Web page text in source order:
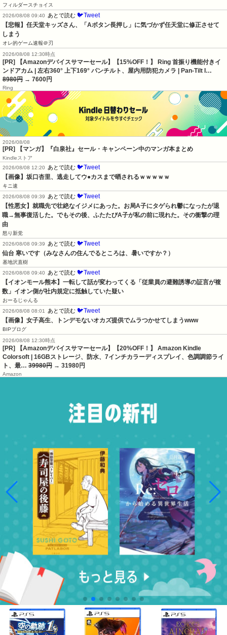
フィルダースチョイス
2026/08/08 09:40
あとで読む 🐦Tweet
【悲報】任天堂キッズさん、「Aボタン長押し」に気づかず任天堂に修正させて
しまう
オレ的ゲーム速報＠刃
2026/08/08 12:30時点
[PR] 【Amazonデバイスサマーセール】【15%OFF！】 Ring 首振り機能付きイ
ンドアカム | 左右360° 上下169° パンチルト、屋内用防犯カメラ | Pan-Tilt I…
8980円 → 7600円
Ring
2026/08/08
[PR] 【マンガ】『白泉社』セール・キャンペーン中のマンガ本まとめ
Kindleストア
2026/08/08 12:20 あとで読む 🐦Tweet
【画像】坂口杏里、逃走してウ●カスまで晒されるｗｗｗｗｗ
キニ速
2026/08/08 09:39 あとで読む 🐦Tweet
【性悪女】就職先で壮絶なイジメにあった。お局A子にタゲられ鬱になったが退
職→無事復活した。でもその後、ふたたびA子が私の前に現れた。その衝撃の理
由
怒り新党
2026/08/08 09:39 あとで読む 🐦Tweet
仙台 寒いです（みなさんの住んでるところは、暑いですか？）
基地沢直樹
2026/08/08 09:40 あとで読む 🐦Tweet
【イオンモール熊本】一転して話が変わってくる「従業員の避難誘導の証言が複
数」イオン側が社内規定に抵触していた疑い
おーるじゃんる
2026/08/08 08:01 あとで読む 🐦Tweet
【画像】女子高生、トンデモないオカズ提供でムラつかせてしまうwww
BIPブログ
2026/08/08 12:30時点
[PR] 【Amazonデバイスサマーセール】【20%OFF！】 Amazon Kindle
Colorsoft | 16GBストレージ、防水、7インチカラーディスプレイ、色調調節ライ
ト、最… 39980円 → 31980円
Amazon